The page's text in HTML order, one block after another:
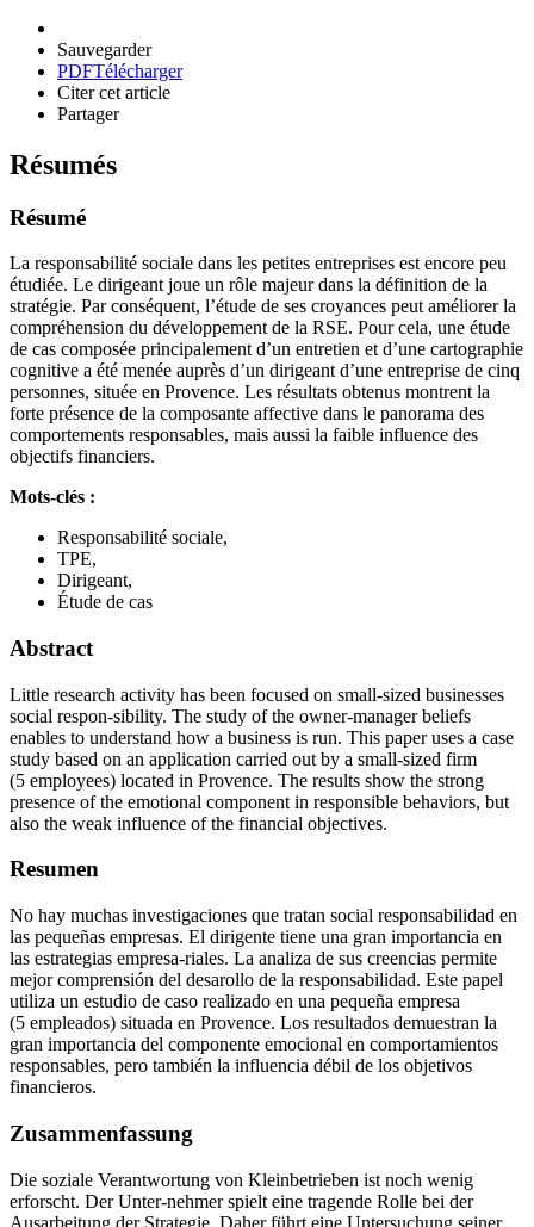
Sauvegarder
PDFTélécharger
Citer cet article
Partager
Résumés
Résumé
La responsabilité sociale dans les petites entreprises est encore peu
étudiée. Le dirigeant joue un rôle majeur dans la définition de la
stratégie. Par conséquent, l’étude de ses croyances peut améliorer la
compréhension du développement de la RSE. Pour cela, une étude
de cas composée principalement d’un entretien et d’une cartographie
cognitive a été menée auprès d’un dirigeant d’une entreprise de cinq
personnes, située en Provence. Les résultats obtenus montrent la
forte présence de la composante affective dans le panorama des
comportements responsables, mais aussi la faible influence des
objectifs financiers.
Mots-clés :
Responsabilité sociale,
TPE,
Dirigeant,
Étude de cas
Abstract
Little research activity has been focused on small-sized businesses
social respon-sibility. The study of the owner-manager beliefs
enables to understand how a business is run. This paper uses a case
study based on an application carried out by a small-sized firm
(5 employees) located in Provence. The results show the strong
presence of the emotional component in responsible behaviors, but
also the weak influence of the financial objectives.
Resumen
No hay muchas investigaciones que tratan social responsabilidad en
las pequeñas empresas. El dirigente tiene una gran importancia en
las estrategias empresa-riales. La analiza de sus creencias permite
mejor comprensión del desarollo de la responsabilidad. Este papel
utiliza un estudio de caso realizado en una pequeña empresa
(5 empleados) situada en Provence. Los resultados demuestran la
gran importancia del componente emocional en comportamientos
responsables, pero también la influencia débil de los objetivos
financieros.
Zusammenfassung
Die soziale Verantwortung von Kleinbetrieben ist noch wenig
erforscht. Der Unter-nehmer spielt eine tragende Rolle bei der
Ausarbeitung der Strategie. Daher führt eine Untersuchung seiner